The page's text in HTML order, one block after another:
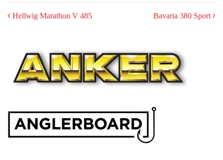
POST
Hellwig Marathon V 485 Bavaria 380 Sport